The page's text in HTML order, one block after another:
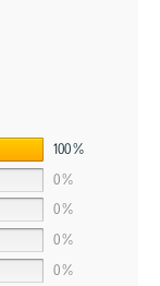
100%
0%
0%
0%
0%